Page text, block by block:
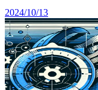
2024/10/13